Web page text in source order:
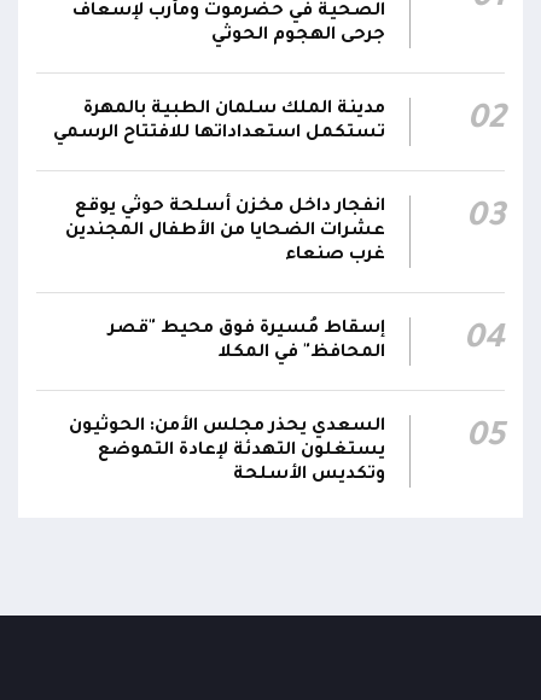
بمختلف تشكيلاتها ووحداتها ومنتسبيها
06:00
استهداف وحداتنا دون رد وسنتعامل مع أي اعتداء
جديد بالإجراءات العسكرية اللازمة والحازمة، وفقاً
لتوجيهات القيادة السياسية والعسكرية
ومقتضيات الموقف العملياتي
الناطق باسم القوات المسلحة: العملية جسدت
وحدة المحاور والقيادة والسيطرة للقوات المسلحة
الصحية في حضرموت ومأرب لإسعاف
جرحى الهجوم الحوثي
02
مدينة الملك سلمان الطبية بالمهرة
تستكمل استعداداتها للافتتاح الرسمي
03
انفجار داخل مخزن أسلحة حوثي يوقع
عشرات الضحايا من الأطفال المجندين
غرب صنعاء
04
إسقاط مُسيرة فوق محيط "قصر
المحافظ" في المكلا
05
السعدي يحذر مجلس الأمن: الحوثيون
يستغلون التهدئة لإعادة التموضع
وتكديس الأسلحة